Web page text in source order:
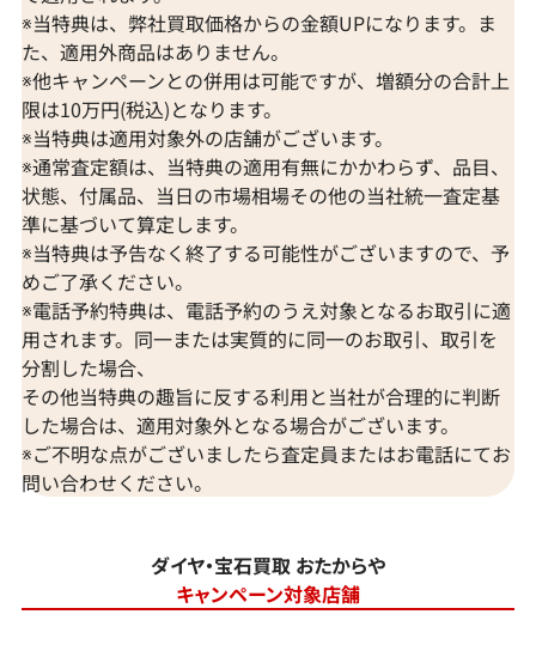
※当特典は、弊社買取価格からの金額UPになります。ま
た、適用外商品はありません。
※他キャンペーンとの併用は可能ですが、増額分の合計上
限は10万円(税込)となります。
※当特典は適用対象外の店舗がございます。
※通常査定額は、当特典の適用有無にかかわらず、品目、
状態、付属品、当日の市場相場その他の当社統一査定基
準に基づいて算定します。
※当特典は予告なく終了する可能性がございますので、予
めご了承ください。
※電話予約特典は、電話予約のうえ対象となるお取引に適
用されます。同一または実質的に同一のお取引、取引を
分割した場合、
その他当特典の趣旨に反する利用と当社が合理的に判断
した場合は、適用対象外となる場合がございます。
※ご不明な点がございましたら査定員またはお電話にてお
問い合わせください。
ダイヤ・宝石買取 おたからや
キャンペーン対象店舗